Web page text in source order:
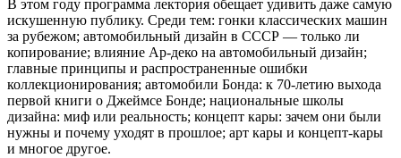
В этом году программа лектория обещает удивить даже самую
искушенную публику. Среди тем: гонки классических машин
за рубежом; автомобильный дизайн в СССР — только ли
копирование; влияние Ар-деко на автомобильный дизайн;
главные принципы и распространенные ошибки
коллекционирования; автомобили Бонда: к 70-летию выхода
первой книги о Джеймсе Бонде; национальные школы
дизайна: миф или реальность; концепт кары: зачем они были
нужны и почему уходят в прошлое; арт кары и концепт-кары
и многое другое.